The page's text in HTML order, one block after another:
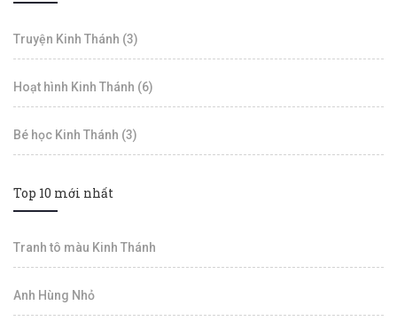
Truyện Kinh Thánh (3)
Hoạt hình Kinh Thánh (6)
Bé học Kinh Thánh (3)
Top 10 mới nhất
Tranh tô màu Kinh Thánh
Anh Hùng Nhỏ